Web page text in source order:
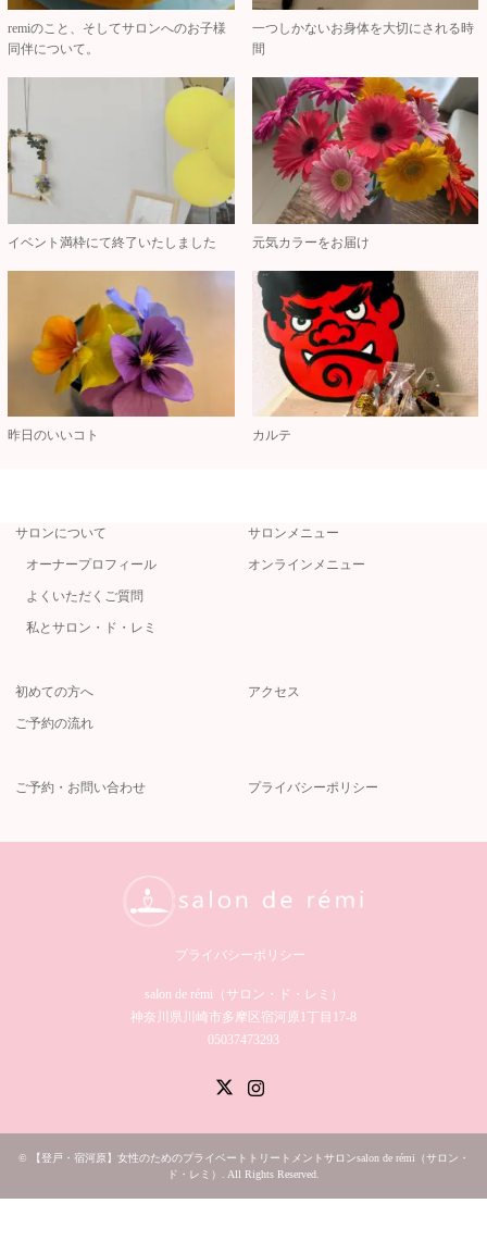
remiのこと、そしてサロンへのお子様
同伴について。
一つしかないお身体を大切にされる時
間
イベント満枠にて終了いたしました 元気カラーをお届け
昨日のいいコト カルテ
サロンについて
オーナープロフィール
よくいただくご質問
私とサロン・ド・レミ
サロンメニュー
オンラインメニュー
初めての方へ
ご予約の流れ
アクセス
ご予約・お問い合わせ プライバシーポリシー
プライバシーポリシー
salon de rémi（サロン・ド・レミ）︎
神奈川県川崎市多摩区宿河原1丁目17-8
05037473293
©
【登戸・宿河原】女性のためのプライベートトリートメントサロンsalon de rémi（サロン・
ド・レミ）
. All Rights Reserved.